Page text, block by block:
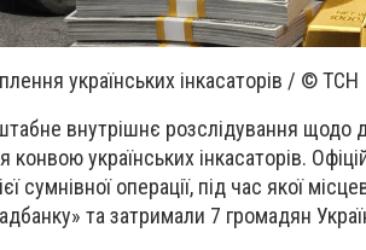
українських інкасаторів / © ТСН
внутрішнє розслідування щодо
українських інкасаторів.
сумнівної операції, під час якої
та затримали 7 громадян